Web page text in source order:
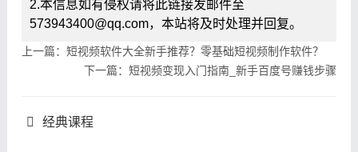
2.本信息如有侵权请将此链接发邮件至
573943400@qq.com，本站将及时处理并回复。
上一篇：短视频软件大全新手推荐？零基础短视频制作软件？
下一篇：短视频变现入门指南_新手百度号赚钱步骤
经典课程